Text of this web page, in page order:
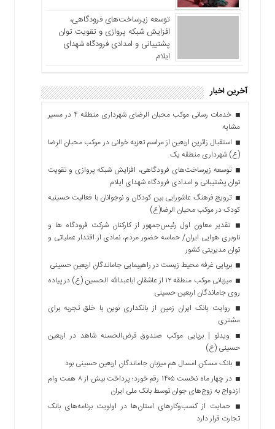
توسعه زیرساخت‌های فرودگاهی،
افزایش شبکه پروازی و تقویت توان
پشتیبانی و امدادی فرودگاه شهدای
ایلام
آخرین اخبار
خدمات رسانی موکب محبان الرضای شهرداری منطقه ۴ در مسیر
مشایه
استقبال زائرین اربعین از مراسم تعزیه خوانی در موکب محبان الرضا
(ع) شهرداری منطقه یک
توسعه زیرساخت‌های فرودگاهی، افزایش شبکه پروازی و تقویت
توان پشتیبانی و امدادی فرودگاه شهدای ایلام
ترویج فرهنگ عاشورایی بین کودکان و نوجوانان با فعالیت حسینیه
کودک در موکب محبان الرضا(ع)
تقدیر معاون اول رئیس‌جمهور از کارکنان شرکت فرودگاه ها و
ناوبری هوایی ایران/ حماسه حضور مردم، نمادی از اقتدار عملیاتی و
توان مدیریتی کشور
برپایی غرفه محیط زیست در راهپیمایی جاماندگان اربعین حسینی
میزبانی موکب منطقه ۱۲ از عاشقان اباعبدالله الحسین (ع) در پیاده
روی جاماندگان اربعین حسینی
روایت بانک ایران زمین از بانکداری نوین با خلق تجربه برای
مشتری
ویدئو | برپایی موکب صندوق قرض‌الحسنه شاهد در اربعین
حسینی (ع)
بانک مسکن امسال هم میزبان جاماندگان اربعین حسینی بود
در چهار ماه نخست ۱۴۰۵ رقم خورد؛ پرداخت بیش از ۸ همت وام
ازدواج به زوج‌های جوان توسط بانک ملی ایران
حمایت از کسب‌وکارهای استان‌ها در اولویت برنامه‌های بانک
تجارت قرار دارد